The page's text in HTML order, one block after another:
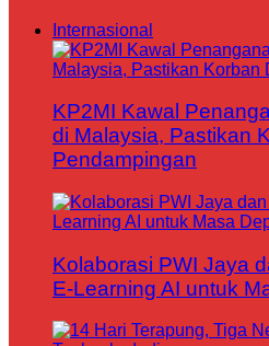
Internasional
KP2MI Kawal
di Malaysia, Pastikan
Pendampingan
Kolaborasi PWI Jaya
E-Learning AI untuk